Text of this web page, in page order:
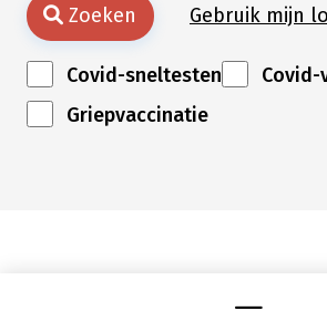
Zoeken Gebruik mijn
Covid-sneltesten
Griepvaccinatie